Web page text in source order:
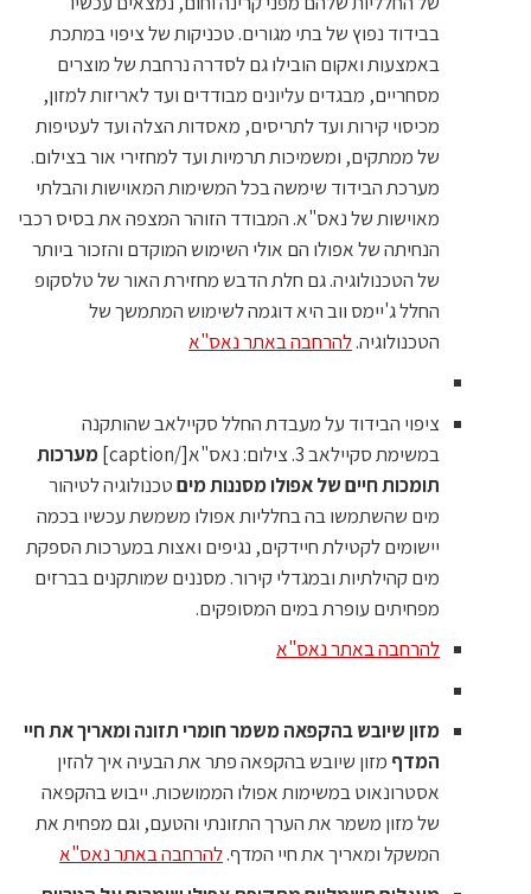
בבידוד נפוץ של בתי מגורים. טכניקות של ציפוי במתכת
באמצעות ואקום הובילו גם לסדרה נרחבת של מוצרים
מסחריים, מבגדים עליונים מבודדים ועד לאריזות למזון,
מכיסוי קירות ועד לתריסים, מאסדות הצלה ועד לעטיפות
של ממתקים, ומשמיכות תרמיות ועד למחזירי אור בצילום.
מערכת הבידוד שימשה בכל המשימות המאוישות והבלתי
מאוישות של נאס"א. המבודד הזוהר המצפה את בסיס רכבי
הנחיתה של אפולו הם אולי השימוש המוקדם והזכור ביותר
של הטכנולוגיה. גם חלת הדבש מחזירת האור של טלסקופ
החלל ג'יימס ווב היא דוגמה לשימוש המתמשך של
הטכנולוגיה.להרחבה באתר נאס"א
ציפוי הבידוד על מעבדת החלל סקיילאב שהותקנה
במשימת סקיילאב 3. צילום: נאס"א[/caption]
מערכות
תומכות חיים של אפולו מסננות מיםטכנולוגיה לטיהור
מים שהשתמשו בה בחלליות אפולו משמשת עכשיו בכמה
יישומים לקטילת חיידקים, נגיפים ואצות במערכות הספקת
מים קהילתיות ובמגדלי קירור. מסננים שמותקנים בברזים
מפחיתים עופרת במים המסופקים.
להרחבה באתר נאס"א
מזון שיובש בהקפאה משמר חומרי תזונה ומאריך את חיי
המדף מזון שיובש בהקפאה פתר את הבעיה איך להזין
אסטרונאוט במשימות אפולו הממושכות. ייבוש בהקפאה
של מזון משמר את הערך התזונתי והטעם, וגם מפחית את
המשקל ומאריך את חיי המדף.להרחבה באתר נאס"א